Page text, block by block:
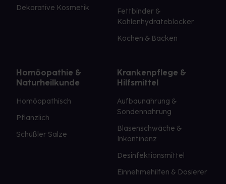
Dekorative Kosmetik
Fettbinder &
Kohlenhydrateblocker
Kochen & Backen
Homöopathie &
Naturheilkunde
Homöopathisch
Pflanzlich
Schüßler Salze
Krankenpflege &
Hilfsmittel
Aufbaunahrung &
Sondennahrung
Blasenschwäche &
Inkontinenz
Desinfektionsmittel
Einnehmehilfen & Dosierer